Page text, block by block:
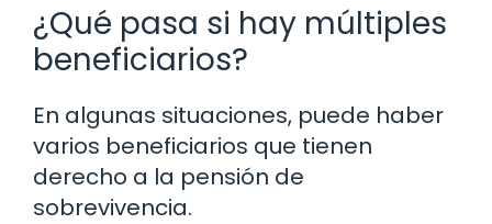
¿Qué pasa si hay múltiples
beneficiarios?
En algunas situaciones, puede haber
varios beneficiarios que tienen
derecho a la pensión de
sobrevivencia.